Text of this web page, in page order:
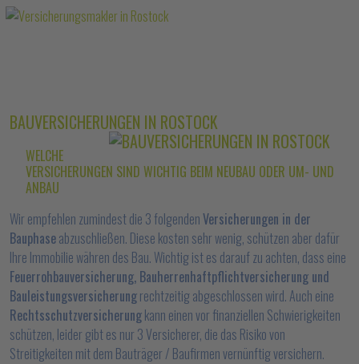
BAUVERSICHERUNGEN IN ROSTOCK
WELCHE
VERSICHERUNGEN SIND WICHTIG BEIM NEUBAU ODER UM- UND
ANBAU
Wir empfehlen zumindest die 3 folgendenVersicherungen in der
Bauphaseabzuschließen. Diese kosten sehr wenig, schützen aber dafür
Ihre Immobilie währen des Bau. Wichtig ist es darauf zu achten, dass eine
Feuerrohbauversicherung, Bauherrenhaftpflichtversicherung und
Bauleistungsversicherungrechtzeitig abgeschlossen wird. Auch eine
Rechtsschutzversicherungkann einen vor finanziellen Schwierigkeiten
schützen, leider gibt es nur 3 Versicherer, die das Risiko von
Streitigkeiten mit dem Bauträger / Baufirmen vernünftig versichern.